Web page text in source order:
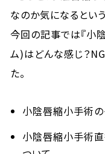
なのか気になるとい
今回の記事では『小
ム)はどんな感じ？
た。
小陰唇縮小手術の
小陰唇縮小手術